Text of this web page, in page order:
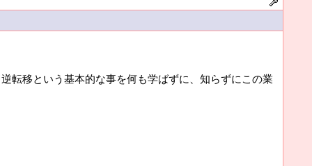
転移という基本的な事を何も学ばずに、知らずにこの業